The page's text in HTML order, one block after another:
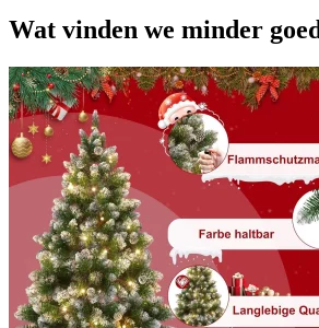
Wat vinden we minder goed